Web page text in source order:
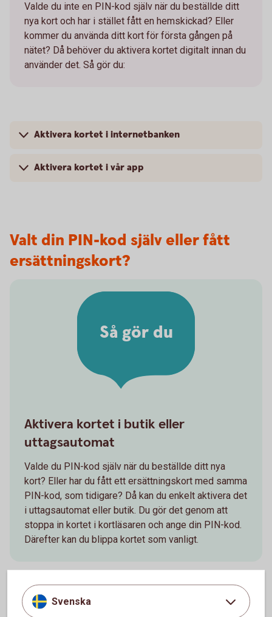
Valde du inte en PIN-kod själv när du beställde ditt
nya kort och har i stället fått en hemskickad? Eller
kommer du använda ditt kort för första gången på
nätet? Då behöver du aktivera kortet digitalt innan du
använder det. Så gör du:
Aktivera kortet i internetbanken
Aktivera kortet i vår app
Valt din PIN-kod själv eller fått
ersättningskort?
Så gör du
Aktivera kortet i butik eller
uttagsautomat
Valde du PIN-kod själv när du beställde ditt nya
kort? Eller har du fått ett ersättningskort med samma
PIN-kod, som tidigare? Då kan du enkelt aktivera det
i uttagsautomat eller butik. Du gör det genom att
stoppa in kortet i kortläsaren och ange din PIN-kod.
Därefter kan du blippa kortet som vanligt.
Svenska